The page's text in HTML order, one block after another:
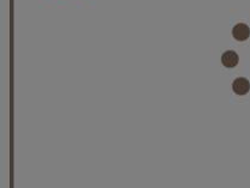
Város:
Utazás
Ellátás:
1